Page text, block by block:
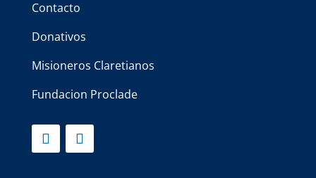
Contacto
Donativos
Misioneros Claretianos
Fundacion Proclade